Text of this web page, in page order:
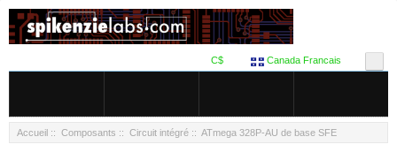
Canada Francais
C$
Accueil :: Composants :: Circuit intégré :: ATmega 328P-AU de base SFE